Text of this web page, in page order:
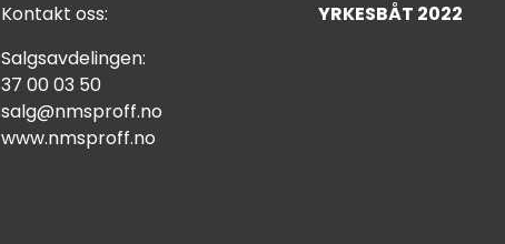
Kontakt oss:
Salgsavdelingen:
37 00 03 50
salg@nmsproff.no
www.nmsproff.no
YRKESBÅT 2022